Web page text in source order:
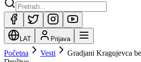
LAT Prijava
Početna Vesti
Gradjani Kragujevca